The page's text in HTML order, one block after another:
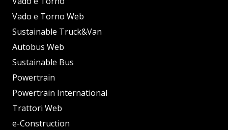
Vado e Torno Web
Sustainable Truck&Van
Autobus Web
Sustainable Bus
Powertrain
Powertrain International
Trattori Web
e-Construction